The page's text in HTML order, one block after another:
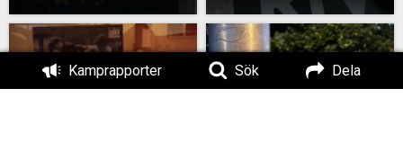
Kamprapporter Sök Dela